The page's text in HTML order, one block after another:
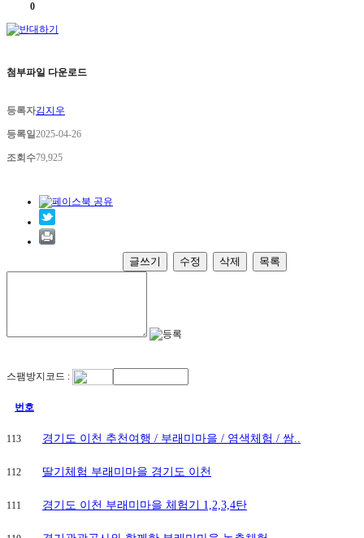
0
첨부파일 다운로드
등록자김지우
등록일2025-04-26
조회수79,925
글쓰기 수정 삭제 목록
스팸방지코드 :
번호
113 경기도 이천 추천여행 / 부래미마을 / 염색체험 / 쌈..
112 딸기체험 부래미마을 경기도 이천
111 경기도 이천 부래미마을 체험기 1,2,3,4탄